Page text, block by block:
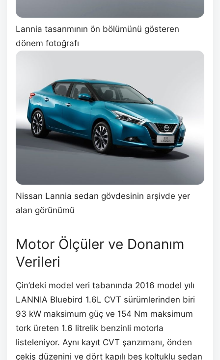
Lannia tasarımının ön bölümünü gösteren
dönem fotoğrafı
Nissan Lannia sedan gövdesinin arşivde yer
alan görünümü
Motor Ölçüler ve Donanım
Verileri
Çin’deki model veri tabanında 2016 model yılı
LANNIA Bluebird 1.6L CVT sürümlerinden biri
93 kW maksimum güç ve 154 Nm maksimum
tork üreten 1.6 litrelik benzinli motorla
listeleniyor. Aynı kayıt CVT şanzımanı, önden
çekiş düzenini ve dört kapılı beş koltuklu sedan